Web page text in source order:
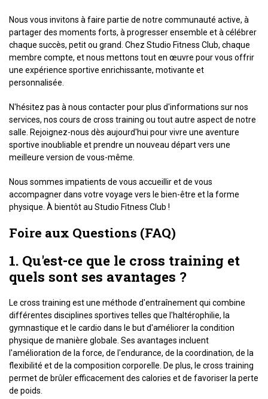
Nous vous invitons à faire partie de notre communauté active, à
partager des moments forts, à progresser ensemble et à célébrer
chaque succès, petit ou grand. Chez Studio Fitness Club, chaque
membre compte, et nous mettons tout en œuvre pour vous offrir
une expérience sportive enrichissante, motivante et
personnalisée.
N'hésitez pas à nous contacter pour plus d'informations sur nos
services, nos cours de cross training ou tout autre aspect de notre
salle. Rejoignez-nous dès aujourd'hui pour vivre une aventure
sportive inoubliable et prendre un nouveau départ vers une
meilleure version de vous-même.
Nous sommes impatients de vous accueillir et de vous
accompagner dans votre voyage vers le bien-être et la forme
physique. À bientôt au Studio Fitness Club !
Foire aux Questions (FAQ)
1. Qu'est-ce que le cross training et
quels sont ses avantages ?
Le cross training est une méthode d'entraînement qui combine
différentes disciplines sportives telles que l'haltérophilie, la
gymnastique et le cardio dans le but d'améliorer la condition
physique de manière globale. Ses avantages incluent
l'amélioration de la force, de l'endurance, de la coordination, de la
flexibilité et de la composition corporelle. De plus, le cross training
permet de brûler efficacement des calories et de favoriser la perte
de poids.